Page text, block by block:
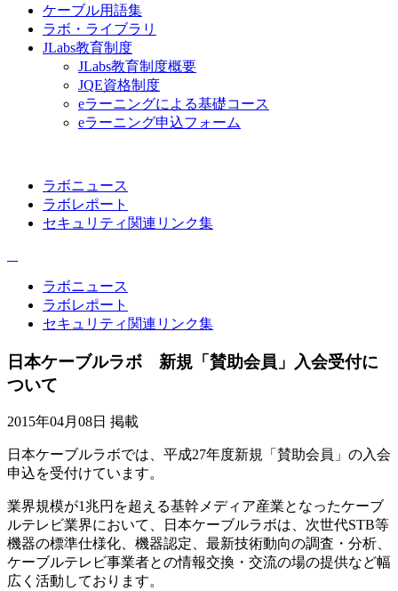
ケーブル用語集
ラボ・ライブラリ
JLabs教育制度
JLabs教育制度概要
JQE資格制度
eラーニングによる基礎コース
eラーニング申込フォーム
ラボニュース
ラボレポート
セキュリティ関連リンク集
ラボニュース
ラボレポート
セキュリティ関連リンク集
日本ケーブルラボ 新規「賛助会員」入会受付に
ついて
2015年04月08日 掲載
日本ケーブルラボでは、平成27年度新規「賛助会員」の入会
申込を受付けています。
業界規模が1兆円を超える基幹メディア産業となったケーブ
ルテレビ業界において、日本ケーブルラボは、次世代STB等
機器の標準仕様化、機器認定、最新技術動向の調査・分析、
ケーブルテレビ事業者との情報交換・交流の場の提供など幅
広く活動しております。